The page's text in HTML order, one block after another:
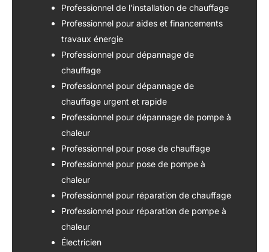
Professionnel de l'installation de chauffage
Professionnel pour aides et financements
travaux énergie
Professionnel pour dépannage de
chauffage
Professionnel pour dépannage de
chauffage urgent et rapide
Professionnel pour dépannage de pompe à
chaleur
Professionnel pour pose de chauffage
Professionnel pour pose de pompe à
chaleur
Professionnel pour réparation de chauffage
Professionnel pour réparation de pompe à
chaleur
Électricien